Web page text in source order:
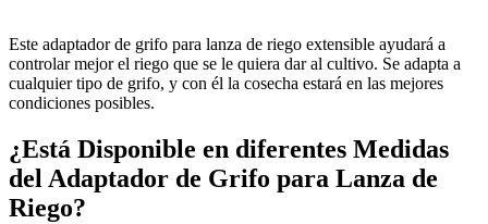
Este adaptador de grifo para lanza de riego extensible ayudará a
controlar mejor el riego que se le quiera dar al cultivo. Se adapta a
cualquier tipo de grifo, y con él la cosecha estará en las mejores
condiciones posibles.
¿Está Disponible en diferentes Medidas
del Adaptador de Grifo para Lanza de
Riego?